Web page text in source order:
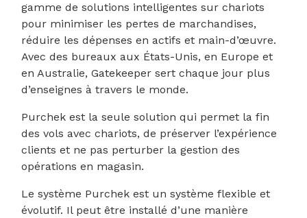
gamme de solutions intelligentes sur chariots
pour minimiser les pertes de marchandises,
réduire les dépenses en actifs et main-d’œuvre.
Avec des bureaux aux États-Unis, en Europe et
en Australie, Gatekeeper sert chaque jour plus
d’enseignes à travers le monde.
Purchek est la seule solution qui permet la fin
des vols avec chariots, de préserver l’expérience
clients et ne pas perturber la gestion des
opérations en magasin.
Le système Purchek est un système flexible et
évolutif. Il peut être installé d’une manière